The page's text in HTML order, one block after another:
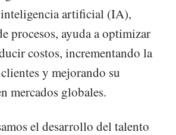
inteligencia artificial (IA),
procesos, ayuda a optimizar
costos, incrementando la
y mejorando su
mercados globales.
el desarrollo del talento